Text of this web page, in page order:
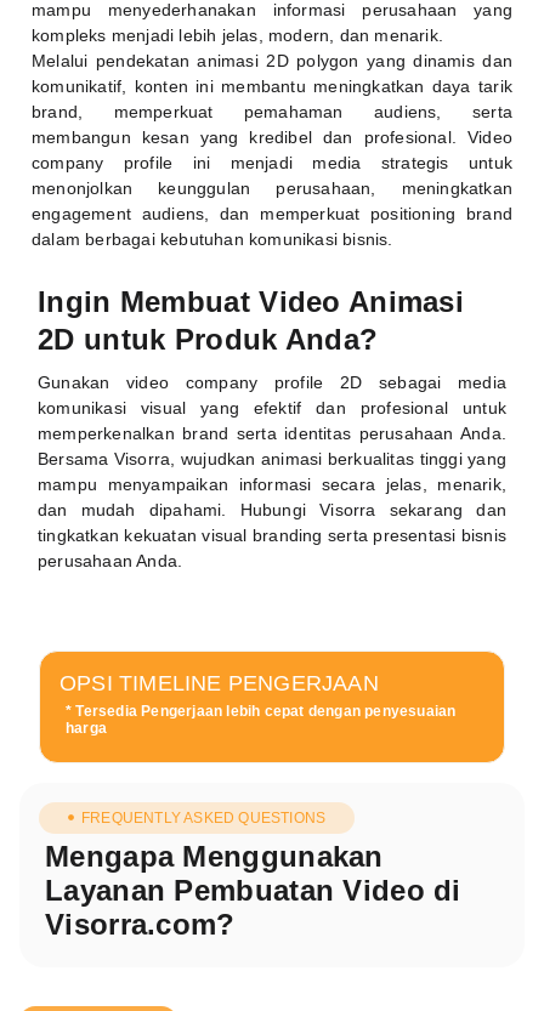
mampu menyederhanakan informasi perusahaan yang
kompleks menjadi lebih jelas, modern, dan menarik.
Melalui pendekatan animasi 2D polygon yang dinamis dan
komunikatif, konten ini membantu meningkatkan daya tarik
brand, memperkuat pemahaman audiens, serta
membangun kesan yang kredibel dan profesional. Video
company profile ini menjadi media strategis untuk
menonjolkan keunggulan perusahaan, meningkatkan
engagement audiens, dan memperkuat positioning brand
dalam berbagai kebutuhan komunikasi bisnis.
Ingin Membuat Video Animasi
2D untuk Produk Anda?
Gunakan video company profile 2D sebagai media
komunikasi visual yang efektif dan profesional untuk
memperkenalkan brand serta identitas perusahaan Anda.
Bersama Visorra, wujudkan animasi berkualitas tinggi yang
mampu menyampaikan informasi secara jelas, menarik,
dan mudah dipahami. Hubungi Visorra sekarang dan
tingkatkan kekuatan visual branding serta presentasi bisnis
perusahaan Anda.
OPSI TIMELINE PENGERJAAN
* Tersedia Pengerjaan lebih cepat dengan penyesuaian
harga
FREQUENTLY ASKED QUESTIONS
Mengapa Menggunakan
Layanan Pembuatan Video di
Visorra.com?